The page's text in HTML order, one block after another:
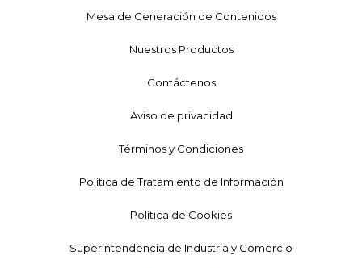
Mesa de Generación de Contenidos
Nuestros Productos
Contáctenos
Aviso de privacidad
Términos y Condiciones
Política de Tratamiento de Información
Política de Cookies
Superintendencia de Industria y Comercio